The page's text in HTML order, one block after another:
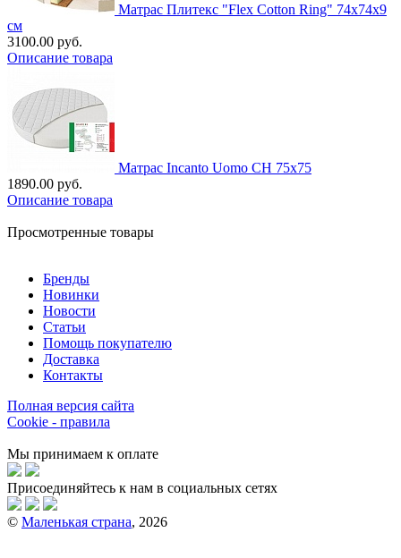
Матрас Плитекс "Flex Cotton Ring" 74х74х9
см
3100.00 руб.
Описание товара
Матрас Incanto Uomo СН 75х75
1890.00 руб.
Описание товара
Просмотренные товары
Бренды
Новинки
Новости
Статьи
Помощь покупателю
Доставка
Контакты
Полная версия сайта
Cookie - правила
Мы принимаем к оплате
Присоединяйтесь к нам в социальных сетях
© Маленькая страна, 2026